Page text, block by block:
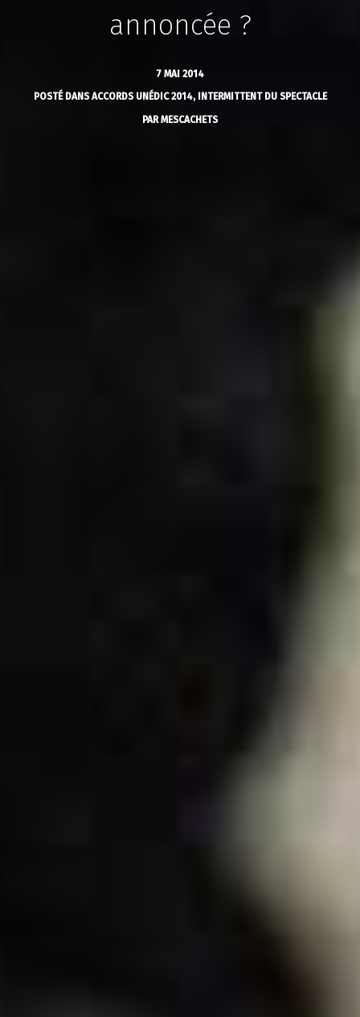
annoncée ?
7 MAI 2014
POSTÉ DANS ACCORDS UNÉDIC 2014, INTERMITTENT DU SPECTACLE
PARMESCACHETS